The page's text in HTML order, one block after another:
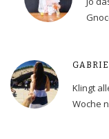
Klingt
Woche